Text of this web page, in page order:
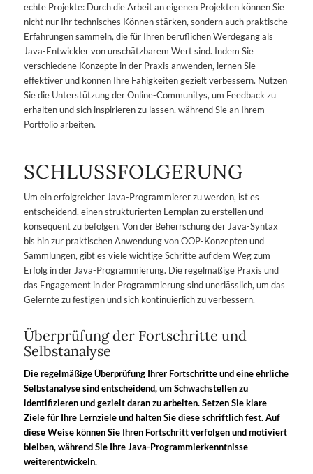
echte Projekte: Durch die Arbeit an eigenen Projekten können Sie
nicht nur Ihr technisches Können stärken, sondern auch praktische
Erfahrungen sammeln, die für Ihren beruflichen Werdegang als
Java-Entwickler von unschätzbarem Wert sind. Indem Sie
verschiedene Konzepte in der Praxis anwenden, lernen Sie
effektiver und können Ihre Fähigkeiten gezielt verbessern. Nutzen
Sie die Unterstützung der Online-Communitys, um Feedback zu
erhalten und sich inspirieren zu lassen, während Sie an Ihrem
Portfolio arbeiten.
SCHLUSSFOLGERUNG
Um ein erfolgreicher Java-Programmierer zu werden, ist es
entscheidend, einen strukturierten Lernplan zu erstellen und
konsequent zu befolgen. Von der Beherrschung der Java-Syntax
bis hin zur praktischen Anwendung von OOP-Konzepten und
Sammlungen, gibt es viele wichtige Schritte auf dem Weg zum
Erfolg in der Java-Programmierung. Die regelmäßige Praxis und
das Engagement in der Programmierung sind unerlässlich, um das
Gelernte zu festigen und sich kontinuierlich zu verbessern.
Überprüfung der Fortschritte und
Selbstanalyse
Die regelmäßige Überprüfung Ihrer Fortschritte und eine ehrliche
Selbstanalyse sind entscheidend, um Schwachstellen zu
identifizieren und gezielt daran zu arbeiten. Setzen Sie klare
Ziele für Ihre Lernziele und halten Sie diese schriftlich fest. Auf
diese Weise können Sie Ihren Fortschritt verfolgen und motiviert
bleiben, während Sie Ihre Java-Programmierkenntnisse
weiterentwickeln.